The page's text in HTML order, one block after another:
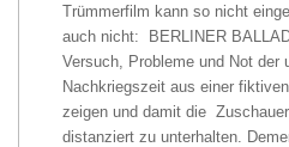
Trümmerfilm kann so nicht
auch nicht: BERLINER
Versuch, Probleme und Not der
Nachkriegszeit aus einer
zeigen und damit die
distanziert zu unterhalten.